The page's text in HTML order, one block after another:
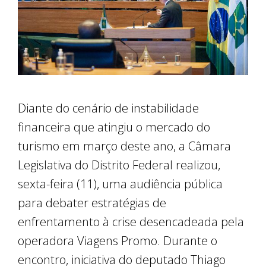
Diante do cenário de instabilidade
financeira que atingiu o mercado do
turismo em março deste ano, a Câmara
Legislativa do Distrito Federal realizou,
sexta-feira (11), uma audiência pública
para debater estratégias de
enfrentamento à crise desencadeada pela
operadora Viagens Promo. Durante o
encontro, iniciativa do deputado Thiago